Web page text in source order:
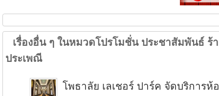
เรื่องอื่น ๆ ในหมวดโปรโมชั่น ประชาสัมพันธ์ ร้
ประเพณี
โพธาลัย เลเชอร์ ปาร์ค จัดบริการห้